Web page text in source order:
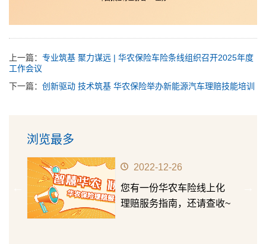
上一篇： 专业筑基 聚力谋远 | 华农保险车险条线组织召开2025年度
工作会议
下一篇： 创新驱动 技术筑基 华农保险举办新能源汽车理赔技能培训
浏览最多
2022-12-26
您有一份华农车险线上化
理赔服务指南，还请查收~